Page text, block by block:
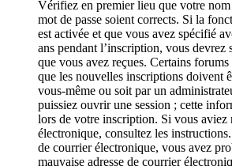
Vérifiez en premier lieu que votre
mot de passe soient corrects. Si la
est activée et que vous avez spécifié
ans pendant l’inscription, vous devrez
que vous avez reçues. Certains
que les nouvelles inscriptions doivent
vous-même ou soit par un
puissiez ouvrir une session ; cette
lors de votre inscription. Si vous aviez
électronique, consultez les
de courrier électronique, vous avez
mauvaise adresse de courrier